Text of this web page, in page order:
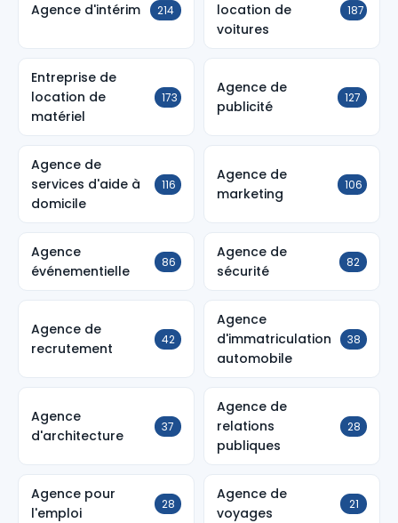
Agence d'intérim 214
location de
voitures
187
Entreprise de
location de
matériel
173
Agence de
publicité
127
Agence de
services d'aide à
domicile
116
Agence de
marketing
106
Agence
événementielle
86
Agence de
sécurité
82
Agence de
recrutement
42
Agence
d'immatriculation
automobile
38
Agence
d'architecture
37
Agence de
relations
publiques
28
Agence pour
l'emploi
28
Agence de
voyages
21